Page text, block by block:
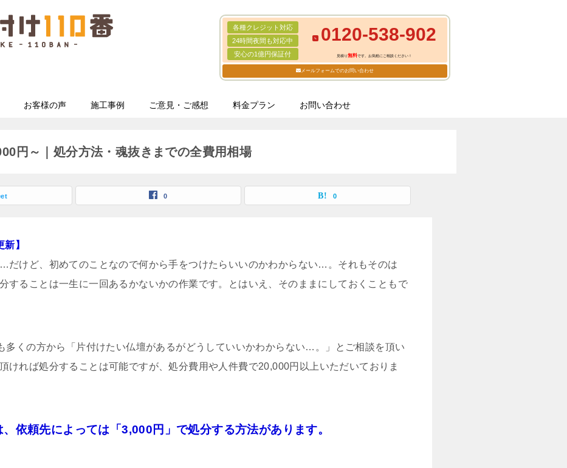
各種クレジット対応
24時間夜間も対応中
安心の1億円保証付
0120-538-902
見積り無料です。お気軽にご相談ください！
メールフォームでのお問い合わせ
お客様の声 施工事例 ご意見・ご感想 料金プラン お問い合わせ
円～｜処分方法・魂抜きまでの全費用相場
0 0
】
だけど、初めてのことなので何から手をつけたらいいのかわからない…。それもそのは
することは一生に一回あるかないかの作業です。とはいえ、そのままにしておくこともで
多くの方から「片付けたい仏壇があるがどうしていいかわからない…。」とご相談を頂い
ければ処分することは可能ですが、処分費用や人件費で20,000円以上いただいておりま
依頼先によっては「3,000円」で処分する方法があります。